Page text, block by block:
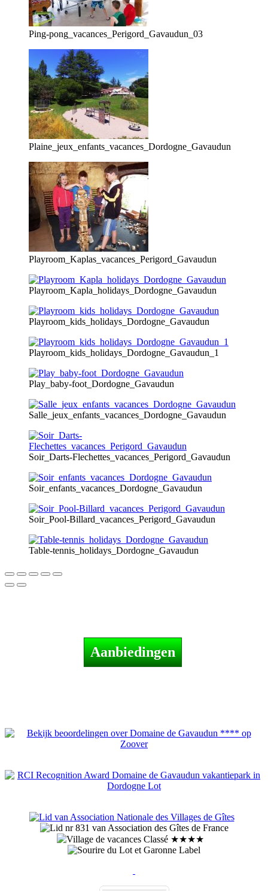
Ping-pong_vacances_Perigord_Gavaudun_03
Plaine_jeux_enfants_vacances_Dordogne_Gavaudun
Playroom_Kaplas_vacances_Perigord_Gavaudun
Playroom_Kapla_holidays_Dordogne_Gavaudun
Playroom_kids_holidays_Dordogne_Gavaudun
Playroom_kids_holidays_Dordogne_Gavaudun_1
Play_baby-foot_Dordogne_Gavaudun
Salle_jeux_enfants_vacances_Dordogne_Gavaudun
Soir_Darts-Flechettes_vacances_Perigord_Gavaudun
Soir_enfants_vacances_Dordogne_Gavaudun
Soir_Pool-Billard_vacances_Perigord_Gavaudun
Table-tennis_holidays_Dordogne_Gavaudun